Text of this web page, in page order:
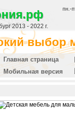
2013 - 2022 г.
пн.-
выбор
Главная страница
Мобильная версия